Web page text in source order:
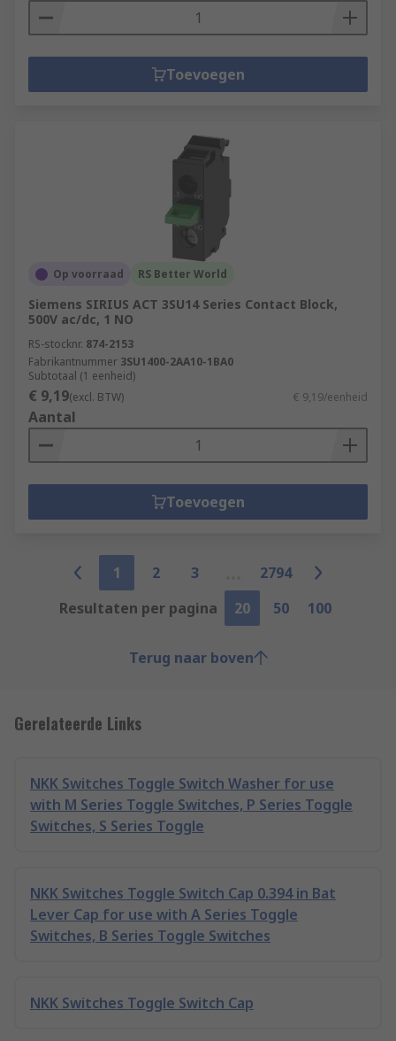
Toevoegen
Op voorraad RS Better World
Siemens SIRIUS ACT 3SU14 Series Contact Block,
500V ac/dc, 1 NO
RS-stocknr. 874-2153
Fabrikantnummer 3SU1400-2AA10-1BA0
Subtotaal (1 eenheid)
€ 9,19(excl. BTW) € 9,19/eenheid
Aantal
Toevoegen
1 2 3
2794
Resultaten per pagina
20 50 100
Terug naar boven
Gerelateerde Links
NKK Switches Toggle Switch Washer for use
with M Series Toggle Switches, P Series Toggle
Switches, S Series Toggle
NKK Switches Toggle Switch Cap 0.394 in Bat
Lever Cap for use with A Series Toggle
Switches, B Series Toggle Switches
NKK Switches Toggle Switch Cap